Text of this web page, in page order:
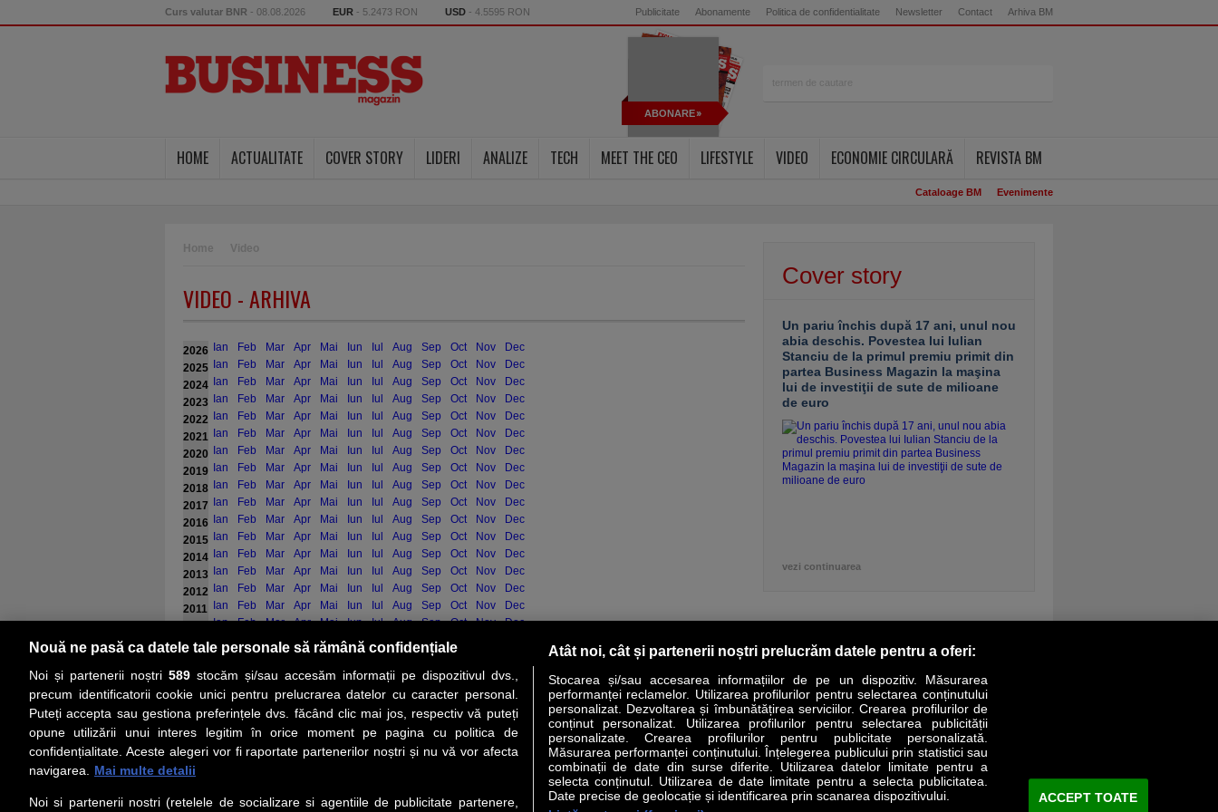
Curs valutar BNR - 08.08.2026 EUR - 5.2473 RON USD - 4.5595 RON Publicitate Abonamente Politica de confidentialitate Newsletter Contact Arhiva BM
ABONARE
HOME ACTUALITATE COVER STORY LIDERI ANALIZE TECH MEET THE CEO LIFESTYLE VIDEO ECONOMIE CIRCULARĂ REVISTA BM
Cataloage BM Evenimente
Home Video
VIDEO - ARHIVA
2026 Ian Feb Mar Apr Mai Iun Iul Aug Sep Oct Nov
Dec
2025 Ian Feb Mar Apr Mai Iun Iul Aug Sep Oct Nov
Dec
2024 Ian Feb Mar Apr Mai Iun Iul Aug Sep Oct Nov
Dec
2023
Ian Feb Mar Apr Mai Iun Iul Aug Sep Oct Nov
Dec
2022
Ian Feb Mar Apr Mai Iun Iul Aug Sep Oct Nov
Dec
2021 Ian Feb Mar Apr Mai Iun Iul Aug Sep Oct Nov
Dec
2020
Ian Feb Mar Apr Mai Iun Iul Aug Sep Oct Nov
Dec
2019 Ian Feb Mar Apr Mai Iun Iul Aug Sep Oct Nov
Dec
2018 Ian Feb Mar Apr Mai Iun Iul Aug Sep Oct Nov
Dec
2017
Ian Feb Mar Apr Mai Iun Iul Aug Sep Oct Nov
Dec
2016
Ian Feb Mar Apr Mai Iun Iul Aug Sep Oct Nov
Dec
2015 Ian Feb Mar Apr Mai Iun Iul Aug Sep Oct Nov
Dec
2014 Ian Feb Mar Apr Mai Iun Iul Aug Sep Oct Nov
Dec
2013
Ian Feb Mar Apr Mai Iun Iul Aug Sep Oct Nov
Dec
2012
Ian Feb Mar Apr Mai Iun Iul Aug Sep Oct Nov
Dec
2011
Ian Feb Mar Apr Mai Iun Iul Aug Sep Oct Nov
Dec
Ian Feb Mar Apr Mai Iun Iul Aug Sep Oct Nov
Dec
2009
Mar Apr Mai Iun Aug Sep
Ian Sep
Cover story
Un pariu închis după 17 ani, unul nou
abia deschis. Povestea lui Iulian
Stanciu de la primul premiu primit din
partea Business Magazin la maşina
lui de investiţii de sute de milioane
de euro
vezi continuarea
PRIMA PAGINĂ COVER STORY LIDERI ANALIZE HI-TECH MEET THE CEO LIFESTYLE SPECIAL OPINII
Social Servicii Revista Business Magazin
Nouă ne pasă ca datele tale personale să rămână confidențiale
Noi și partenerii noștri 589stocăm și/sau accesăm informații pe dispozitivul dvs.,
precum identificatorii cookie unici pentru prelucrarea datelor cu caracter personal.
Puteți accepta sau gestiona preferințele dvs. făcând clic mai jos, respectiv vă puteți
opune utilizării unui interes legitim în orice moment pe pagina cu politica de
confidențialitate. Aceste alegeri vor fi raportate partenerilor noștri și nu vă vor afecta
navigarea.
Mai multe detalii
Noi si partenerii nostri (retelele de socializare si agentiile de publicitate partenere,
Atât noi, cât și partenerii noștri prelucrăm datele pentru a oferi:
Stocarea și/sau accesarea informațiilor de pe un dispozitiv. Măsurarea
performanței reclamelor. Utilizarea profilurilor pentru selectarea conținutului
personalizat. Dezvoltarea și îmbunătățirea serviciilor. Crearea profilurilor de
conținut personalizat. Utilizarea profilurilor pentru selectarea publicității
personalizate. Crearea profilurilor pentru publicitate personalizată.
Măsurarea performanței conținutului. Înțelegerea publicului prin statistici sau
combinații de date din surse diferite. Utilizarea datelor limitate pentru a
selecta conținutul. Utilizarea de date limitate pentru a selecta publicitatea.
Date precise de geolocație și identificarea prin scanarea dispozitivului.
ACCEPT TOATE